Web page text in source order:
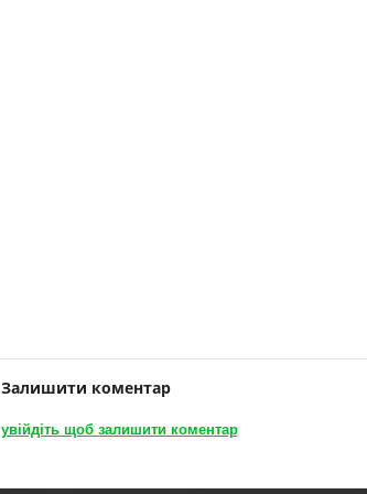
Залишити коментар
увійдіть щоб залишити коментар